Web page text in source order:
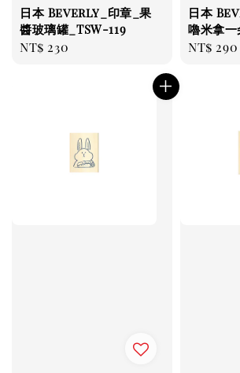
日本 Beverly_印章_果
醬玻璃罐_TSW-119
Regular
NT$ 230
日本
嚕米拿一
Regular
NT$ 290